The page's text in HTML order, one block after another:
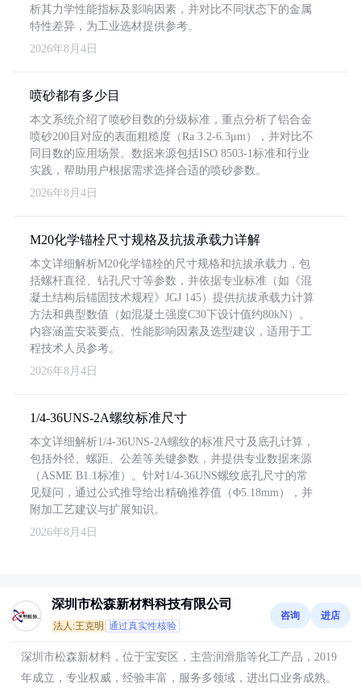
析其力学性能指标及影响因素，并对比不同状态下的金属
特性差异，为工业选材提供参考。
2026年8月4日
喷砂都有多少目
本文系统介绍了喷砂目数的分级标准，重点分析了铝合金
喷砂200目对应的表面粗糙度（Ra 3.2-6.3μm），并对比不
同目数的应用场景。数据来源包括ISO 8503-1标准和行业
实践，帮助用户根据需求选择合适的喷砂参数。
2026年8月4日
M20化学锚栓尺寸规格及抗拔承载力详解
本文详细解析M20化学锚栓的尺寸规格和抗拔承载力，包
括螺杆直径、钻孔尺寸等参数，并依据专业标准（如《混
凝土结构后锚固技术规程》JGJ 145）提供抗拔承载力计算
方法和典型数值（如混凝土强度C30下设计值约80kN）。
内容涵盖安装要点、性能影响因素及选型建议，适用于工
程技术人员参考。
2026年8月4日
1/4-36UNS-2A螺纹标准尺寸
本文详细解析1/4-36UNS-2A螺纹的标准尺寸及底孔计算，
包括外径、螺距、公差等关键参数，并提供专业数据来源
（ASME B1.1标准）。针对1/4-36UNS螺纹底孔尺寸的常
见疑问，通过公式推导给出精确推荐值（Φ5.18mm），并
附加工艺建议与扩展知识。
2026年8月4日
深圳市松森新材料科技有限公司
法人:王克明 通过真实性核验
咨询 进店
深圳市松森新材料，位于宝安区，主营润滑脂等化工产品，2019
年成立，专业权威，经验丰富，服务多领域，进出口业务成熟。